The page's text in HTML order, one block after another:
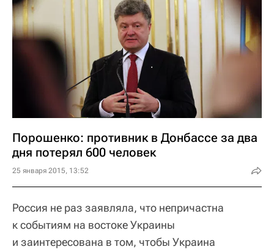
Порошенко: противник в Донбассе за два
дня потерял 600 человек
25 января 2015, 13:52
Россия не раз заявляла, что непричастна
к событиям на востоке Украины
и заинтересована в том, чтобы Украина